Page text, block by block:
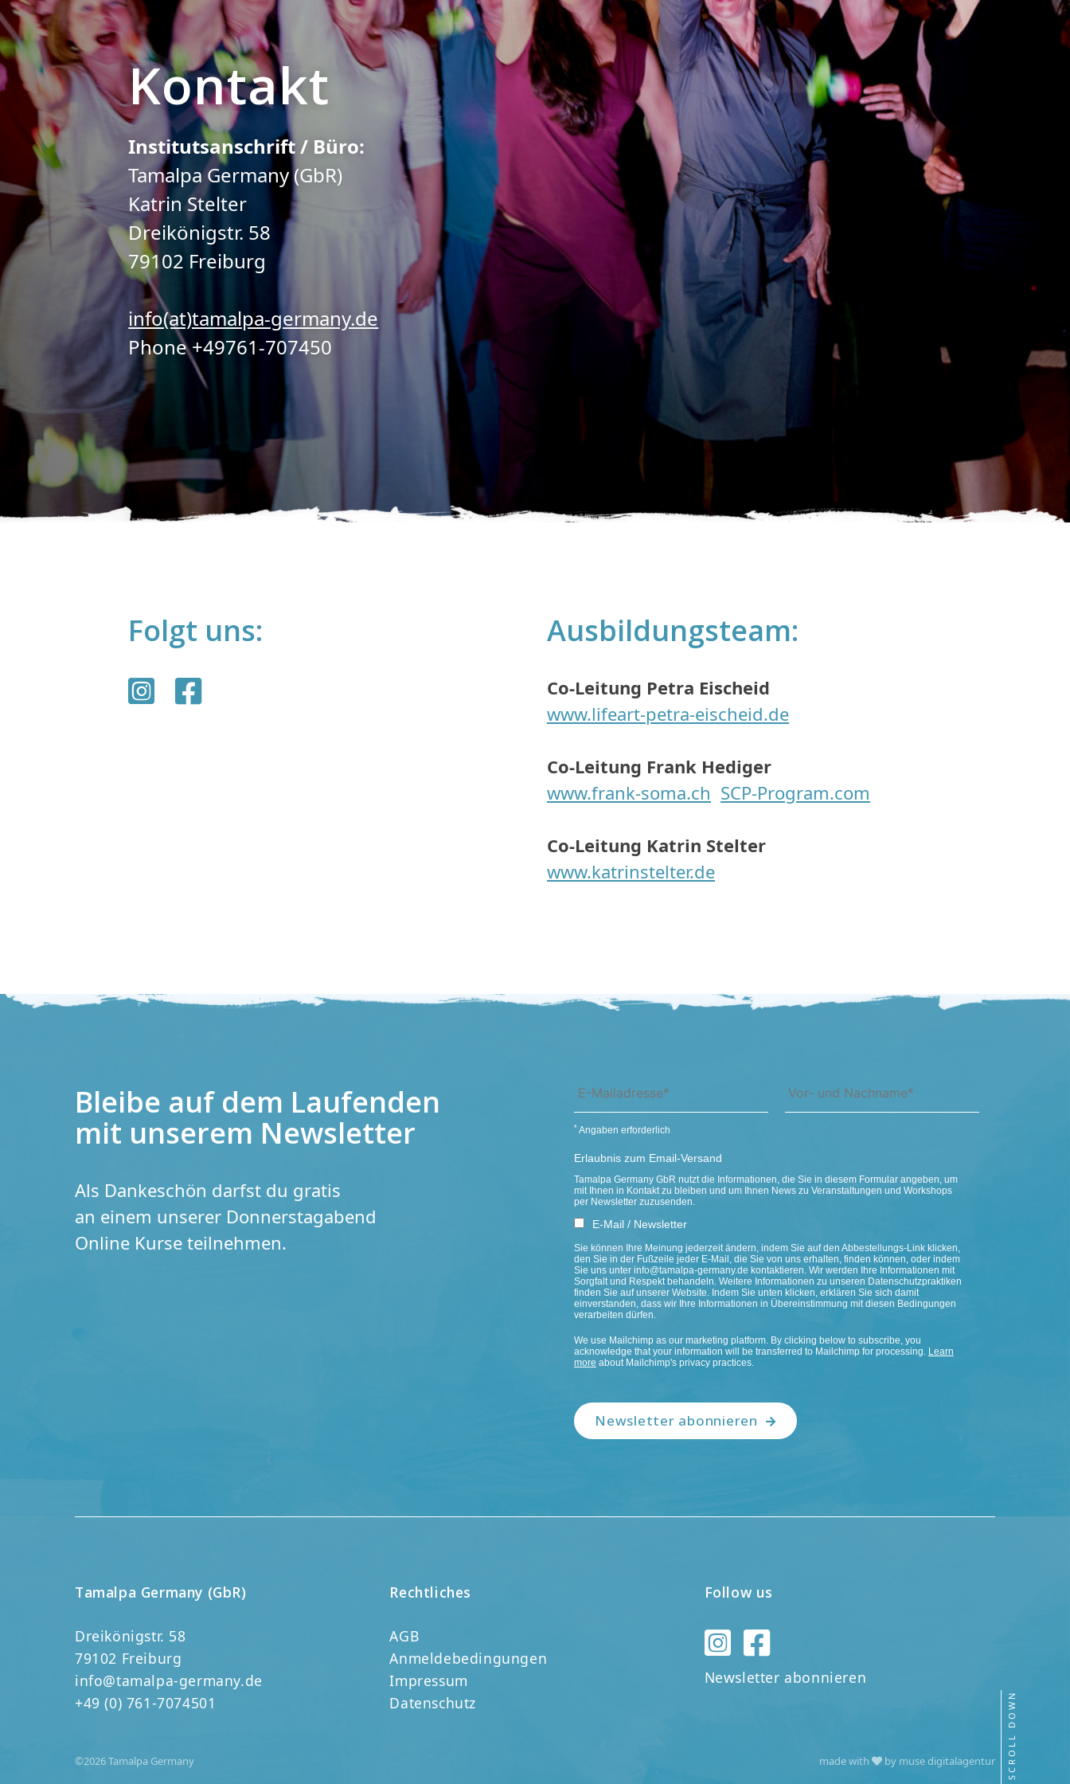
Termine
SCROLL DOWN
Kontakt
Institutsanschrift / Büro:
Tamalpa Germany (GbR)
Katrin Stelter
Dreikönigstr. 58
79102 Freiburg
info(at)tamalpa-germany.de
Phone +49761-707450
Folgt uns: Ausbildungsteam:
Co-Leitung Petra Eischeid
www.lifeart-petra-eischeid.de
Co-Leitung Frank Hediger
www.frank-soma.ch SCP-Program.com
Co-Leitung Katrin Stelter
www.katrinstelter.de
Bleibe auf dem Laufenden
mit unserem Newsletter
Als Dankeschön darfst du gratis
an einem unserer Donnerstagabend
Online Kurse teilnehmen.
* Angaben erforderlich
Erlaubnis zum Email-Versand
Tamalpa Germany GbR nutzt die Informationen, die Sie in diesem Formular angeben, um
mit Ihnen in Kontakt zu bleiben und um Ihnen News zu Veranstaltungen und Workshops
per Newsletter zuzusenden.
E-Mail / Newsletter
Sie können Ihre Meinung jederzeit ändern, indem Sie auf den Abbestellungs-Link klicken,
den Sie in der Fußzeile jeder E-Mail, die Sie von uns erhalten, finden können, oder indem
Sie uns unter info@tamalpa-germany.de kontaktieren. Wir werden Ihre Informationen mit
Sorgfalt und Respekt behandeln. Weitere Informationen zu unseren Datenschutzpraktiken
finden Sie auf unserer Website. Indem Sie unten klicken, erklären Sie sich damit
einverstanden, dass wir Ihre Informationen in Übereinstimmung mit diesen Bedingungen
verarbeiten dürfen.
We use Mailchimp as our marketing platform. By clicking below to subscribe, you
acknowledge that your information will be transferred to Mailchimp for processing. Learn
more about Mailchimp's privacy practices.
Newsletter abonnieren
Tamalpa Germany (GbR)
Dreikönigstr. 58
79102 Freiburg
info@tamalpa-germany.de
+49 (0) 761-7074501
Rechtliches
AGB
Anmeldebedingungen
Impressum
Datenschutz
Follow us
Newsletter abonnieren
©2026 Tamalpa Germany made with by muse digitalagentur